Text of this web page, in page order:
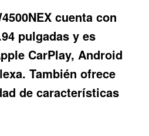
cuenta con
pulgadas y es
CarPlay, Android
También ofrece
de características